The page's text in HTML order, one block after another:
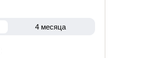
4 месяца